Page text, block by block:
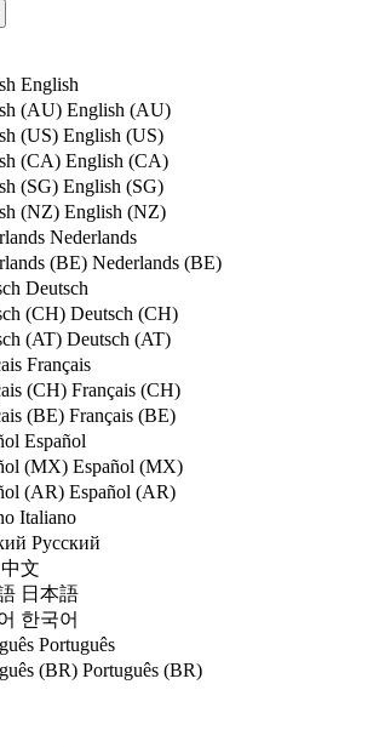
English
English (AU)
English (US)
English (CA)
English (SG)
English (NZ)
Nederlands
Nederlands (BE)
Deutsch
Deutsch (CH)
Deutsch (AT)
Français
Français (CH)
Français (BE)
Español
Español (MX)
Español (AR)
Italiano
Русский
中文
日本語
한국어
Português
Português (BR)